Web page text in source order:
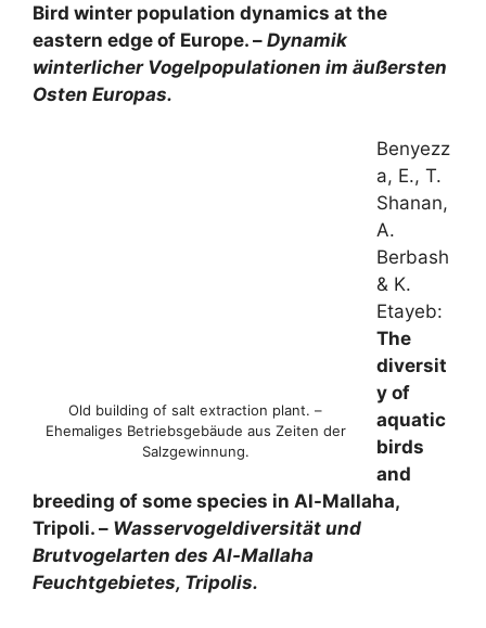
Bird winter population dynamics at the
eastern edge of Europe. – Dynamik
winterlicher Vogelpopulationen im äußersten
Osten Europas.
Old building of salt extraction plant. –
Ehemaliges Betriebsgebäude aus Zeiten der
Salzgewinnung.
Benyezz
a, E., T.
Shanan,
A.
Berbash
& K.
Etayeb:
The
diversit
y of
aquatic
birds
and
breeding of some species in Al-Mallaha,
Tripoli. – Wasservogeldiversität und
Brutvogelarten des Al-Mallaha
Feuchtgebietes, Tripolis.